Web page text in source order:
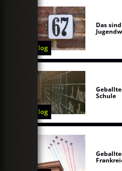
Blog
Das
Blog
Schule